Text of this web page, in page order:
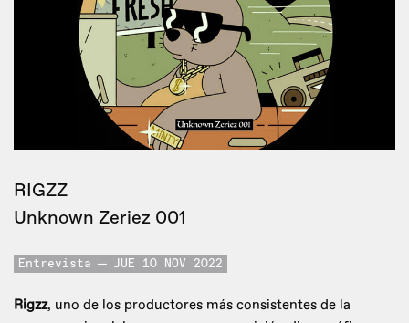
RIGZZ
Unknown Zeriez 001
Entrevista JUE 10 NOV 2022
Rigzz, uno de los productores más consistentes de la